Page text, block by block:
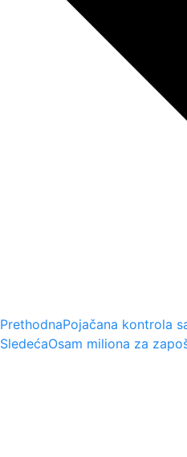
PrethodnaPojačana kontrola
SledećaOsаm milionа zа